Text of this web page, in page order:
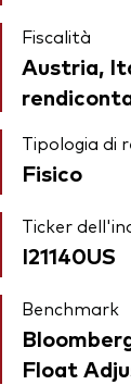
Fiscalità
Austria,
Tipologia di
Fisico
Ticker
I21140US
Benchmark
Float